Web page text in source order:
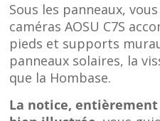
Sous les panneaux,
caméras AOSU C7S
pieds et supports
panneaux solaires, la
que la Hombase.
La notice,